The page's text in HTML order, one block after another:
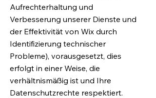
Aufrechterhaltung und
Verbesserung unserer Dienste und
der Effektivität von Wix durch
Identifizierung technischer
Probleme), vorausgesetzt, dies
erfolgt in einer Weise, die
verhältnismäßig ist und Ihre
Datenschutzrechte respektiert.